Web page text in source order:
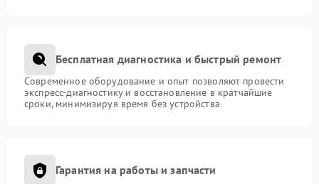
Бесплатная диагностика и быстрый ремонт
Современное оборудование и опыт позволяют провести
экспресс-диагностику и восстановление в кратчайшие
сроки, минимизируя время без устройства
Гарантия на работы и запчасти